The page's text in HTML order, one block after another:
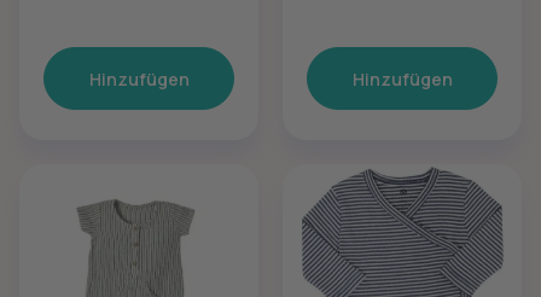
Hinzufügen Hinzufügen